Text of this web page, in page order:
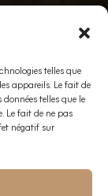
telles que
appareils. Le fait de
telles que le
Le fait de ne pas
négatif sur